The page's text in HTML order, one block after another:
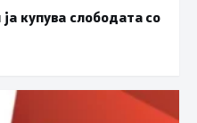
купува слободата со